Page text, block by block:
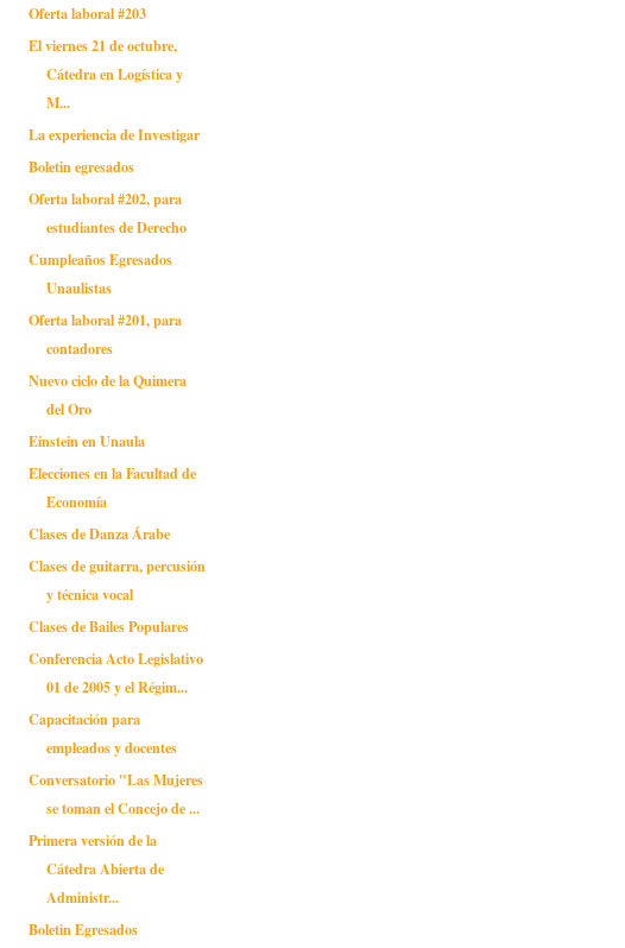
Oferta laboral #203
El viernes 21 de octubre,
Cátedra en Logística y
M...
La experiencia de Investigar
Boletin egresados
Oferta laboral #202, para
estudiantes de Derecho
Cumpleaños Egresados
Unaulistas
Oferta laboral #201, para
contadores
Nuevo ciclo de la Quimera
del Oro
Einstein en Unaula
Elecciones en la Facultad de
Economía
Clases de Danza Árabe
Clases de guitarra, percusión
y técnica vocal
Clases de Bailes Populares
Conferencia Acto Legislativo
01 de 2005 y el Régim...
Capacitación para
empleados y docentes
Conversatorio "Las Mujeres
se toman el Concejo de ...
Primera versión de la
Cátedra Abierta de
Administr...
Boletin Egresados